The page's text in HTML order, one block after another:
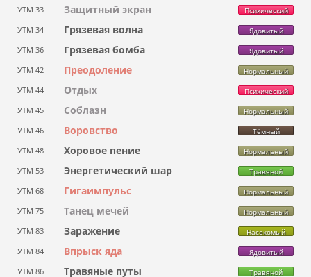
УТМ 33 Защитный экран Психический
УТМ 34 Грязевая волна Ядовитый
УТМ 36 Грязевая бомба Ядовитый
УТМ 42 Преодоление Нормальный
УТМ 44 Отдых Психический
УТМ 45 Соблазн Нормальный
УТМ 46 Воровство Тёмный
УТМ 48 Хоровое пение Нормальный
УТМ 53 Энергетический шар Травяной
УТМ 68 Гигаимпульс Нормальный
УТМ 75 Танец мечей Нормальный
УТМ 83 Заражение Насекомый
УТМ 84 Впрыск яда Ядовитый
УТМ 86 Травяные путы Травяной